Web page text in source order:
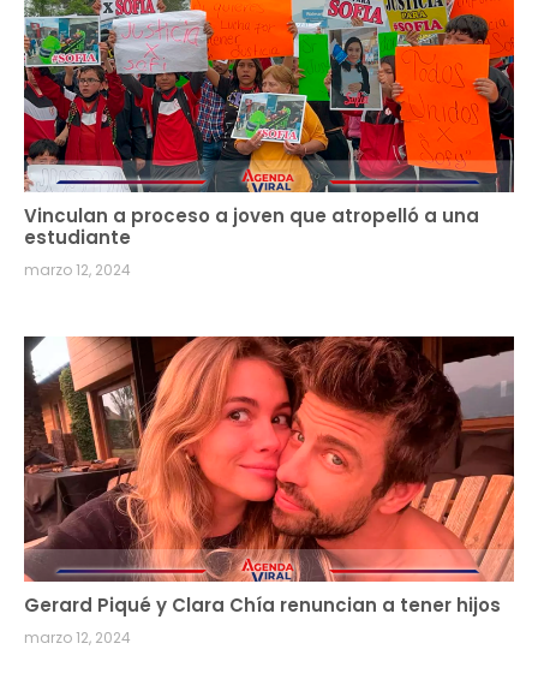
Vinculan a proceso a joven que atropelló a una
estudiante
marzo 12, 2024
Gerard Piqué y Clara Chía renuncian a tener hijos
marzo 12, 2024